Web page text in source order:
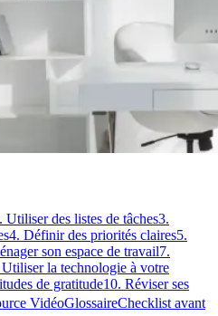
Utiliser des listes de tâches3.
4. Définir des priorités claires5.
son espace de travail7.
la technologie à votre
de gratitude10. Réviser ses
VidéoGlossaireChecklist avant